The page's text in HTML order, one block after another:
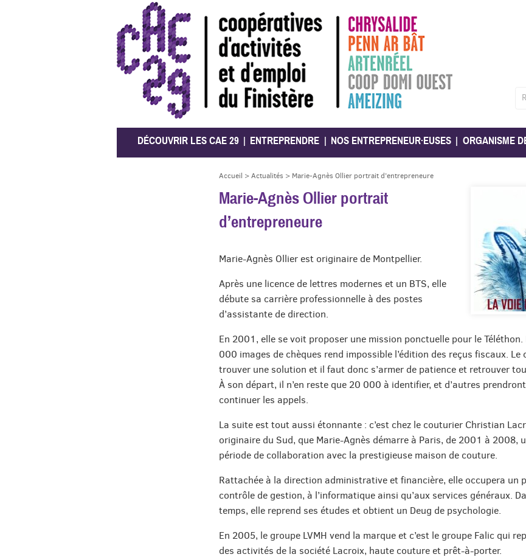
CAE 29
DÉCOUVRIR LES CAE 29 ENTREPRENDRE NOS ENTREPRENEUR·EUSES ORGANISME
Accueil > Actualités > Marie-Agnès Ollier portrait d’entrepreneure
Marie-Agnès Ollier portrait
d’entrepreneure
Marie-Agnès Ollier est originaire de Montpellier.
Après une licence de lettres modernes et un BTS, elle
débute sa carrière professionnelle à des postes
d’assistante de direction.
En 2001, elle se voit proposer une mission ponctuelle pour le Téléthon.
000 images de chèques rend impossible l’édition des reçus fiscaux. Le
trouver une solution et il faut donc s’armer de patience et retrouver
À son départ, il n’en reste que 20 000 à identifier, et d’autres
continuer les appels.
La suite est tout aussi étonnante : c’est chez le couturier Christian
originaire du Sud, que Marie-Agnès démarre à Paris, de 2001 à 2008,
période de collaboration avec la prestigieuse maison de couture.
Rattachée à la direction administrative et financière, elle occupera un
contrôle de gestion, à l’informatique ainsi qu’aux services généraux.
temps, elle reprend ses études et obtient un Deug de psychologie.
En 2005, le groupe LVMH vend la marque et c’est le groupe Falic qui
des activités de la société Lacroix, haute couture et prêt-à-porter.